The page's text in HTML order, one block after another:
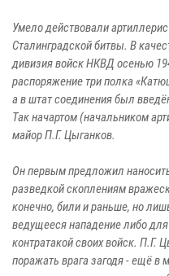
Умело действовали
Сталинградской битвы. В
дивизия войск НКВД осенью
распоряжение три полка
а в штат соединения был
Так начартом (начальником
майор П.Г. Цыганков.
Он первым предложил
разведкой скоплениям
конечно, били и раньше, но
ведущееся нападение либо
контратакой своих войск. П.Г.
поражать врага загодя - ещё в